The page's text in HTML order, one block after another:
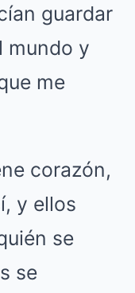
guardar
mundo y
me
corazón,
y ellos
se
se